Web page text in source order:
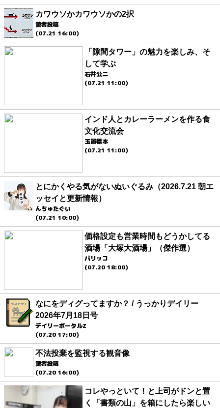
カワウソかカワウソかの2択
読者投稿
(07.21 16:00)
「隙間タワー」の魅力を楽しみ、そ
して学ぶ
石井公二
(07.21 11:00)
インド人とカレーラーメンを作る食
文化交流会
玉置標本
(07.21 11:00)
とにかくやる気がないぬいぐるみ（2026.7.21 朝エ
ッセイと更新情報）
んちゅたぐい
(07.21 10:00)
価格設定も営業時間もどうかしてる
酒場「大塚大酒場」（傑作選）
パリッコ
(07.20 18:00)
なにをディグってますか？ / うっかりデイリー
2026年7月18日号
デイリーポータルZ
(07.20 17:00)
不法投棄を監視する観音像
読者投稿
(07.20 16:00)
コレやっといて！と上司がドンと置
く「書類の山」を箱にしたら楽しい